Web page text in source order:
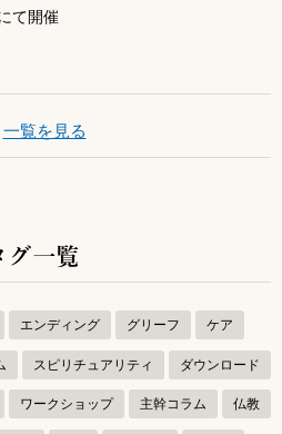
て開催
一覧を見る
グ一覧
エンディング グリーフ ケア
スピリチュアリティ ダウンロード
ワークショップ 主幹コラム 仏教